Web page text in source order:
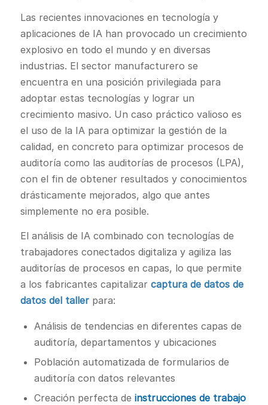
Las recientes innovaciones en tecnología y
aplicaciones de IA han provocado un crecimiento
explosivo en todo el mundo y en diversas
industrias. El sector manufacturero se
encuentra en una posición privilegiada para
adoptar estas tecnologías y lograr un
crecimiento masivo. Un caso práctico valioso es
el uso de la IA para optimizar la gestión de la
calidad, en concreto para optimizar procesos de
auditoría como las auditorías de procesos (LPA),
con el fin de obtener resultados y conocimientos
drásticamente mejorados, algo que antes
simplemente no era posible.
El análisis de IA combinado con tecnologías de
trabajadores conectados digitaliza y agiliza las
auditorías de procesos en capas, lo que permite
a los fabricantes capitalizar captura de datos de
datos del tallerpara:
Análisis de tendencias en diferentes capas de
auditoría, departamentos y ubicaciones
Población automatizada de formularios de
auditoría con datos relevantes
Creación perfecta de instrucciones de trabajo